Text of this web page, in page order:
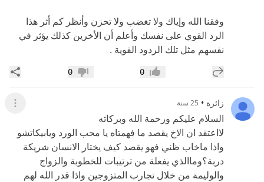
وفقنا الله وإياك ولا تغضب ولا تحزن وأنظر كم أثر هذا
الرد القوي على نفسك وأعلم أن الأخرين كذلك يؤثر في
نفسهم مثل تلك الردود القوية .
إضافة رد جديد إعجاب0 عدم إعجاب
0
زائرة • 25 سنة عرض
السلام عليكم ورحمة الله وبركاته
لااعتقد ان الاخ يقصد ما فهمتاه يا محب الورد ويابيكاتشو
واذا ماخاب ظني فهو يقصد كيف يختار الانسان شريكة
دربة؟وماالذي يفعلة من ترتيبات للخطوبة والزواج
والوليمة من خلال تجارب المتزوجين واذا قدر الله لهم